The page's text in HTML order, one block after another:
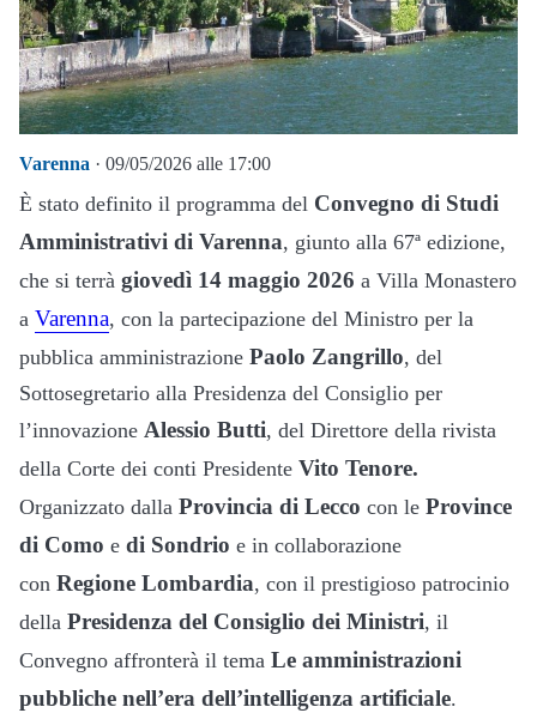
Varenna · 09/05/2026 alle 17:00
È stato definito il programma del Convegno di Studi
Amministrativi di Varenna, giunto alla 67ª edizione,
che si terrà giovedì 14 maggio 2026 a Villa Monastero
a Varenna, con la partecipazione del Ministro per la
pubblica amministrazione Paolo Zangrillo, del
Sottosegretario alla Presidenza del Consiglio per
l’innovazione Alessio Butti, del Direttore della rivista
della Corte dei conti Presidente Vito Tenore.
Organizzato dalla Provincia di Lecco con le Province
di Como e di Sondrio e in collaborazione
con Regione Lombardia, con il prestigioso patrocinio
della Presidenza del Consiglio dei Ministri, il
Convegno affronterà il tema Le amministrazioni
pubbliche nell’era dell’intelligenza artificiale.